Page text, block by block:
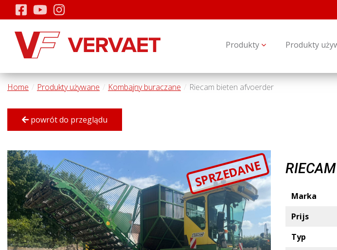
Produkty Produkty
Home Produkty używane Kombajny buraczane Riecam bieten afvoerder
powrót do przeglądu
SPRZEDANE
Marka
Prijs
Typ